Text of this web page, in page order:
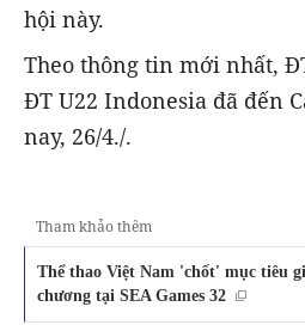
hội này.
Theo thông tin mới nhất,
ĐT U22 Indonesia đã đến
nay, 26/4./.
Tham khảo thêm
Thể thao Việt Nam 'chốt' mục tiêu
chương tại SEA Games 32